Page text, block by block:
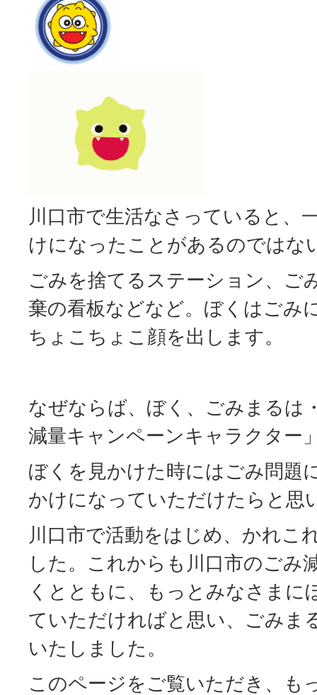
川口市で生活なさっていると、
けになったことがあるのではな
ごみを捨てるステーション、ご
棄の看板などなど。ぼくはごみ
ちょこちょこ顔を出します。
なぜならば、ぼく、ごみまるは
減量キャンペーンキャラクター
ぼくを見かけた時にはごみ問題
かけになっていただけたらと思
川口市で活動をはじめ、かれこ
した。これからも川口市のごみ
くとともに、もっとみなさまに
ていただければと思い、ごみま
いたしました。
このページをご覧いただき、も